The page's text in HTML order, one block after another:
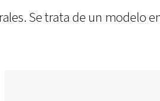
Se trata de un modelo